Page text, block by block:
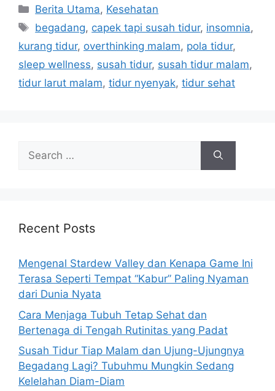
C
a
e
g
o
Berita Utama, Kesehatan
T
a
s
begadang, capek tapi susah tidur, insomnia,
kurang tidur, overthinking malam, pola tidur,
sleep wellness, susah tidur, susah tidur malam,
tidur larut malam, tidur nyenyak, tidur sehat
h
r
:
Recent Posts
Mengenal Stardew Valley dan Kenapa Game Ini
Terasa Seperti Tempat “Kabur” Paling Nyaman
dari Dunia Nyata
Cara Menjaga Tubuh Tetap Sehat dan
Bertenaga di Tengah Rutinitas yang Padat
Susah Tidur Tiap Malam dan Ujung-Ujungnya
Begadang Lagi? Tubuhmu Mungkin Sedang
Kelelahan Diam-Diam